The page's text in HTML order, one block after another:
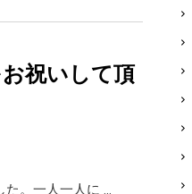
祝いして頂
た。一人一人に …